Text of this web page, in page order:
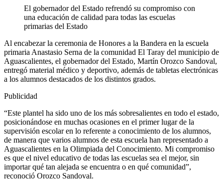
El gobernador del Estado refrendó su compromiso con
una educación de calidad para todas las escuelas
primarias del Estado
Al encabezar la ceremonia de Honores a la Bandera en la escuela
primaria Anastasio Serna de la comunidad El Taray del municipio de
Aguascalientes, el gobernador del Estado, Martín Orozco Sandoval,
entregó material médico y deportivo, además de tabletas electrónicas
a los alumnos destacados de los distintos grados.
Publicidad
“Este plantel ha sido uno de los más sobresalientes en todo el estado,
posicionándose en muchas ocasiones en el primer lugar de la
supervisión escolar en lo referente a conocimiento de los alumnos,
de manera que varios alumnos de esta escuela han representado a
Aguascalientes en la Olimpiada del Conocimiento. Mi compromiso
es que el nivel educativo de todas las escuelas sea el mejor, sin
importar qué tan alejada se encuentra o en qué comunidad”,
reconoció Orozco Sandoval.